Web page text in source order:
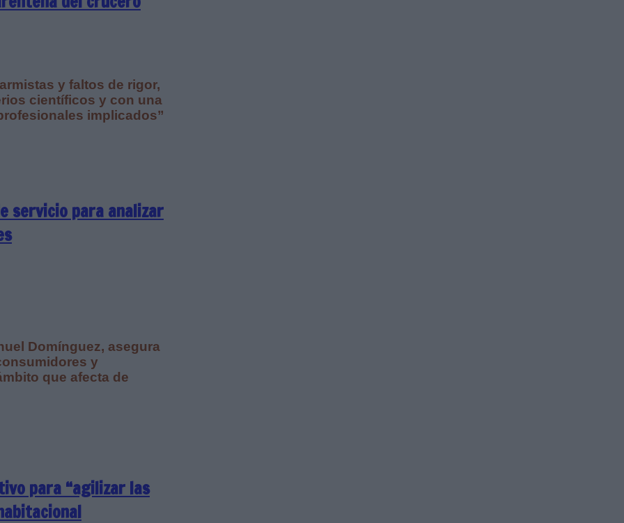
y faltos de rigor,
científicos y con una
implicados”
servicio para analizar
Domínguez, asegura
y
que afecta de
para “agilizar las